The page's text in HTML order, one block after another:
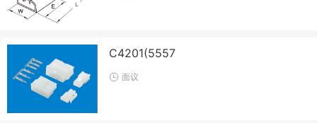
C4201(5557
面议